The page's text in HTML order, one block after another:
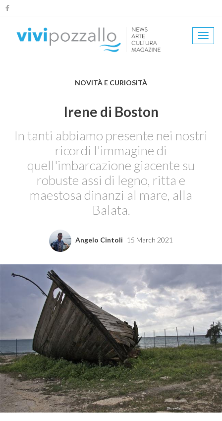
Salta
contenuto
NOVITÀ E CURIOSITÀ
Irene di Boston
In tanti abbiamo presente nei nostri
ricordi l'immagine di
quell'imbarcazione giacente su
robuste assi di legno, ritta e
maestosa dinanzi al mare, alla
Balata.
Angelo Cintoli 15 March 2021